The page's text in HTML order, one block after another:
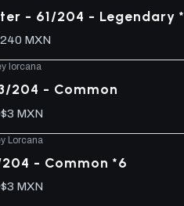
- 61/204 - Legendary
MXN
lorcana
204 - Common
$3 MXN
Lorcana
- Common *6
$3 MXN